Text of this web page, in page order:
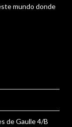
mundo donde
de Gaulle 4/B